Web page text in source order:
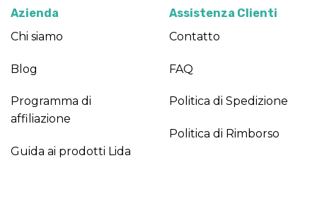
Azienda
Chi siamo
Blog
Programma di
affiliazione
Guida ai prodotti Lida
Assistenza Clienti
Contatto
FAQ
Politica di Spedizione
Politica di Rimborso